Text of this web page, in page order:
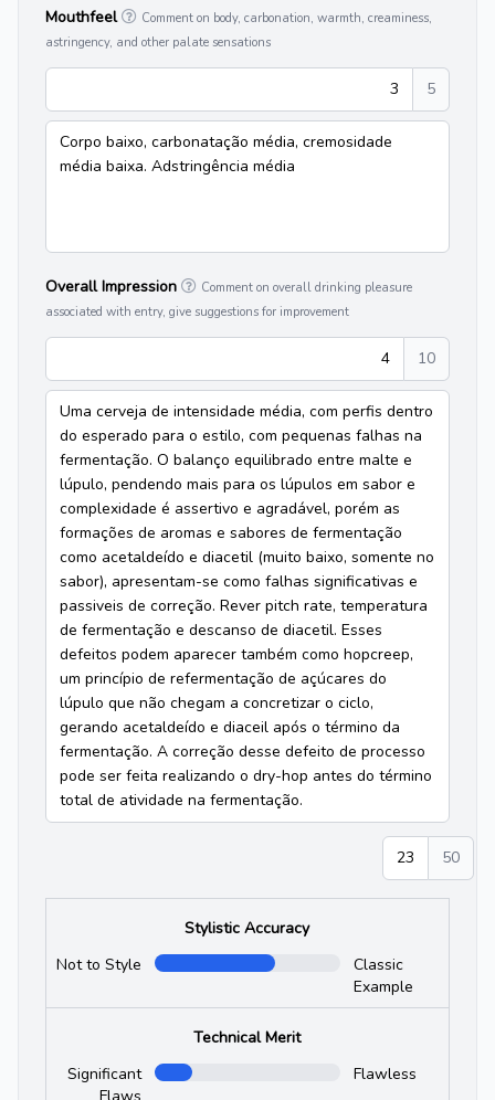
Mouthfeel
Comment on body, carbonation, warmth, creaminess,
astringency, and other palate sensations
3 5
Corpo baixo, carbonatação média, cremosidade
média baixa. Adstringência média
Overall Impression
Comment on overall drinking pleasure
associated with entry, give suggestions for improvement
4 10
Uma cerveja de intensidade média, com perfis dentro
do esperado para o estilo, com pequenas falhas na
fermentação. O balanço equilibrado entre malte e
lúpulo, pendendo mais para os lúpulos em sabor e
complexidade é assertivo e agradável, porém as
formações de aromas e sabores de fermentação
como acetaldeído e diacetil (muito baixo, somente no
sabor), apresentam-se como falhas significativas e
passiveis de correção. Rever pitch rate, temperatura
de fermentação e descanso de diacetil. Esses
defeitos podem aparecer também como hopcreep,
um princípio de refermentação de açúcares do
lúpulo que não chegam a concretizar o ciclo,
gerando acetaldeído e diaceil após o término da
fermentação. A correção desse defeito de processo
pode ser feita realizando o dry-hop antes do término
total de atividade na fermentação.
23 50
Stylistic Accuracy
Not to Style
Classic
Example
Technical Merit
Significant
Flawless